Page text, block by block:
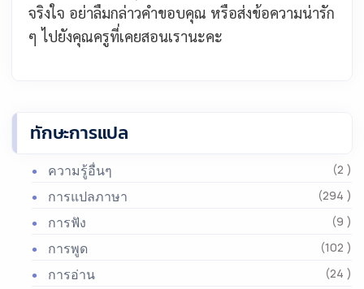
จริงใจ อย่าลืมกล่าวคำขอบคุณ หรือส่งข้อความน่ารัก
ๆ ไปยังคุณครูที่เคยสอนเรานะคะ
ทักษะการแปล
ความรู้อื่นๆ (2 )
การแปลภาษา (294 )
การฟัง (9 )
การพูด (102 )
การอ่าน (24 )